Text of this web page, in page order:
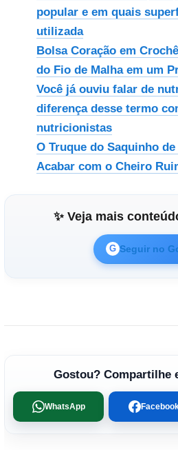
popular e em quais
utilizada
Bolsa Coração em
do Fio de Malha em um
Você já ouviu falar de
diferença desse termo
nutricionistas
O Truque do Saquinho
Acabar com o Cheiro
✨ Veja mais
G Seguir no
Gostou? Compartilhe
WhatsApp